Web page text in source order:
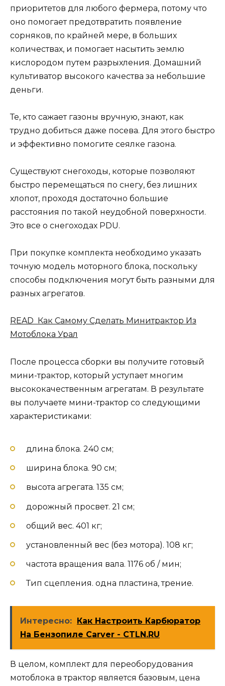
приоритетов для любого фермера, потому что
оно помогает предотвратить появление
сорняков, по крайней мере, в больших
количествах, и помогает насытить землю
кислородом путем разрыхления. Домашний
культиватор высокого качества за небольшие
деньги.
Те, кто сажает газоны вручную, знают, как
трудно добиться даже посева. Для этого быстро
и эффективно помогите сеялке газона.
Существуют снегоходы, которые позволяют
быстро перемещаться по снегу, без лишних
хлопот, проходя достаточно большие
расстояния по такой неудобной поверхности.
Это все о снегоходах PDU.
При покупке комплекта необходимо указать
точную модель моторного блока, поскольку
способы подключения могут быть разными для
разных агрегатов.
READ Как Самому Сделать Минитрактор Из
Мотоблока Урал
После процесса сборки вы получите готовый
мини-трактор, который уступает многим
высококачественным агрегатам. В результате
вы получаете мини-трактор со следующими
характеристиками:
длина блока. 240 см;
ширина блока. 90 см;
высота агрегата. 135 см;
дорожный просвет. 21 см;
общий вес. 401 кг;
установленный вес (без мотора). 108 кг;
частота вращения вала. 1176 об / мин;
Тип сцепления. одна пластина, трение.
Интересно:
Как Настроить Карбюратор
На Бензопиле Carver - CTLN.RU
В целом, комплект для переоборудования
мотоблока в трактор является базовым, цена